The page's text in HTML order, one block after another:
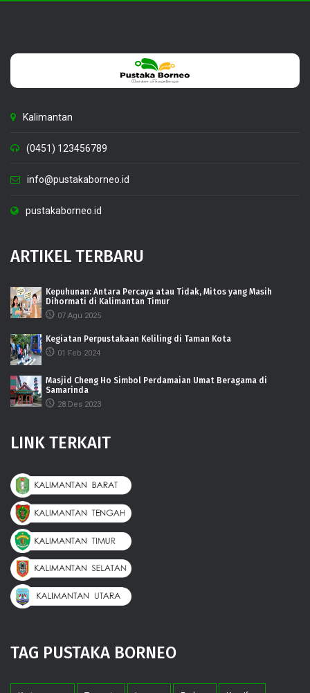
Kalimantan
(0451) 123456789
info@pustakaborneo.id
pustakaborneo.id
ARTIKEL TERBARU
Kepuhunan: Antara Percaya atau Tidak, Mitos yang Masih
Dihormati di Kalimantan Timur
07 Agu 2025
Kegiatan Perpustakaan Keliling di Taman Kota
01 Feb 2024
Masjid Cheng Ho Simbol Perdamaian Umat Beragama di
Samarinda
28 Des 2023
LINK TERKAIT
TAG PUSTAKA BORNEO